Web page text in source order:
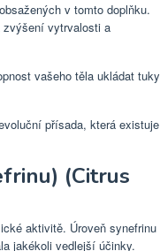
v tomto doplňku.
vytrvalosti a
vašeho těla ukládat tuky
přísada, která existuje
(Citrus
aktivitě. Úroveň synefrinu
jakékoli vedlejší účinky.